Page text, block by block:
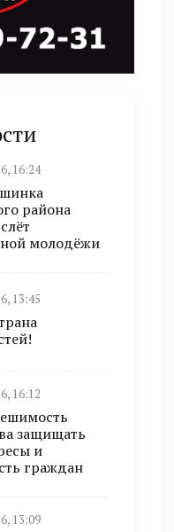
16:24
района
молодёжи
13:45
16:12
защищать
и
граждан
13:09